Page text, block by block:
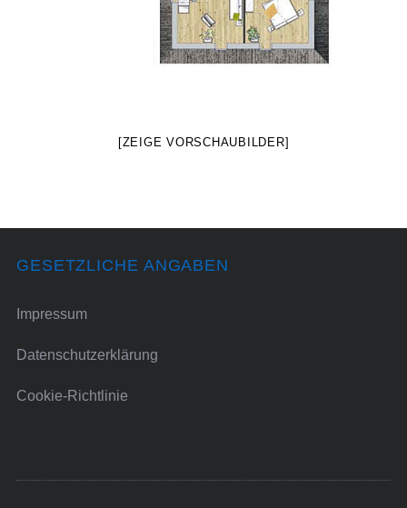
[ZEIGE VORSCHAUBILDER]
GESETZLICHE ANGABEN
Impressum
Datenschutzerklärung
Cookie-Richtlinie